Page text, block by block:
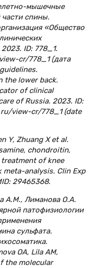
мышечные
спины.
«Общество
ID: 778_1.
cr/778_1 (дата
the lower back.
of clinical
of Russia. 2023. ID:
view-cr/778_1 (date
Y, Zhuang X et al.
chondroitin,
of knee
analysis. Clin Exp
29465368.
А.М., Лиманова О.А.
патофизиологии
сульфата.
OA, Lila AM,
the molecular